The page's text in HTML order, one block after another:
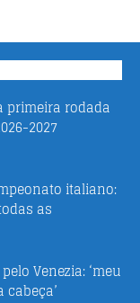
primeira rodada
2027
italiano:
as
Venezia: ‘meu